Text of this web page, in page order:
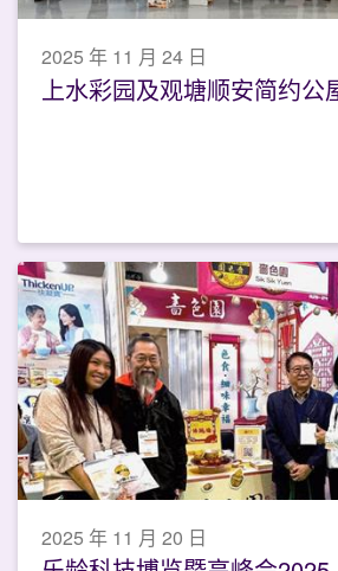
2025 年 11 月 24 日
上水彩园及观塘顺安简约公
2025 年 11 月 20 日